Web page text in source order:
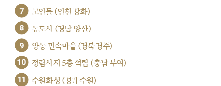
7 고인돌 (인천 강화)
8 통도사 (경남 양산)
9 양동 민속마을 (경북 경주)
10 정림사지 5층 석탑 (충남 부여)
11 수원화성 (경기 수원)